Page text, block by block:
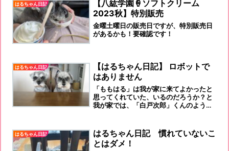
はるちゃん日記
【八紘学園🍦ソフトクリーム
2023秋】特別販売
金曜土曜日の販売日ですが、特別販売日
があるかも！要確認です！
はるちゃん日記
【はるちゃん日記】 ロボットで
はありません
「ももはる」は我が家に来てよかったと
思ってくれていた、いるのだろうか？と
我が家では、「白戸次郎」くんのよう
はるちゃん日記
はるちゃん日記 慣れていないこ
とはダメ！